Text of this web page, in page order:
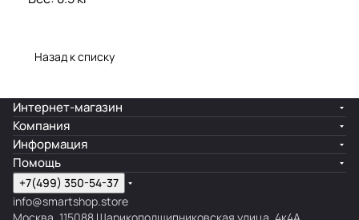
Назад к списку
Интернет-магазин
Компания
Информация
Помощь
+7(499) 350-54-37
info@smartshop.store